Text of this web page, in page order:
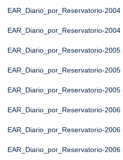
EAR_Diario_por_Reservatorio-2004
EAR_Diario_por_Reservatorio-2004
EAR_Diario_por_Reservatorio-2005
EAR_Diario_por_Reservatorio-2005
EAR_Diario_por_Reservatorio-2005
EAR_Diario_por_Reservatorio-2006
EAR_Diario_por_Reservatorio-2006
EAR_Diario_por_Reservatorio-2006